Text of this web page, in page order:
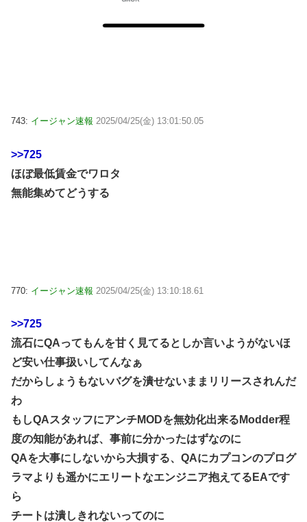
743: イージャン速報 2025/04/25(金) 13:01:50.05
>>725
ほぼ最低賃金でワロタ
無能集めてどうする
770: イージャン速報 2025/04/25(金) 13:10:18.61
>>725
流石にQAってもんを甘く見てるとしか言いようがないほ
ど安い仕事扱いしてんなぁ
だからしょうもないバグを潰せないままリリースされんだ
わ
もしQAスタッフにアンチMODを無効化出来るModder程
度の知能があれば、事前に分かったはずなのに
QAを大事にしないから大損する、QAにカプコンのプログ
ラマよりも遥かにエリートなエンジニア抱えてるEAです
ら
チートは潰しきれないってのに